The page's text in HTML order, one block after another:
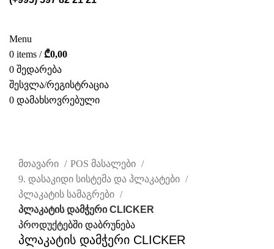
Menu
0 items / ₾0,00
0 შედარება
შესვლა/რეგისტრაცია
0 დამახსოვრებული
მთავარი
POS მასალები
9. დასაკიდი სისტემა და პლაკატები
პლაკატის სამაგრები
პლაკატის დამჭერი CLICKER
პროდუქტებში დაბრუნება
პლაკატის დამჭერი CLICKER